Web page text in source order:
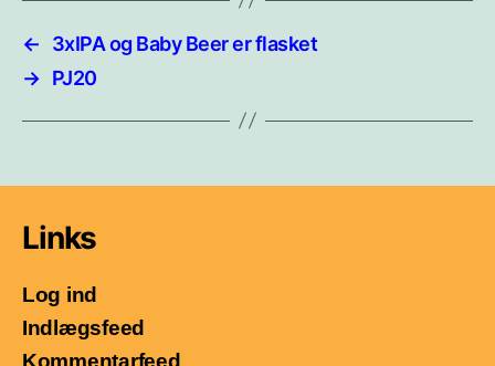
←
3xIPA og Baby Beer er flasket
→ PJ20
Links
Log ind
Indlægsfeed
Kommentarfeed